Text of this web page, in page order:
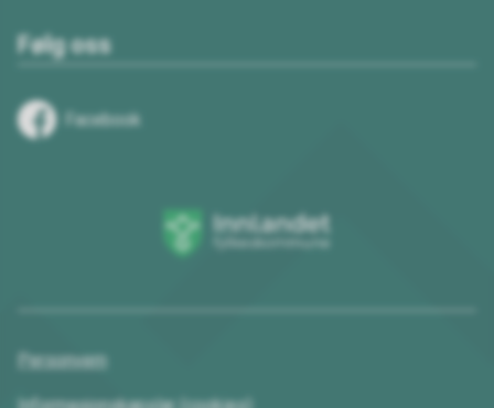
Følg oss
Facebook
Innlandet
fylkeskommune
Personvern